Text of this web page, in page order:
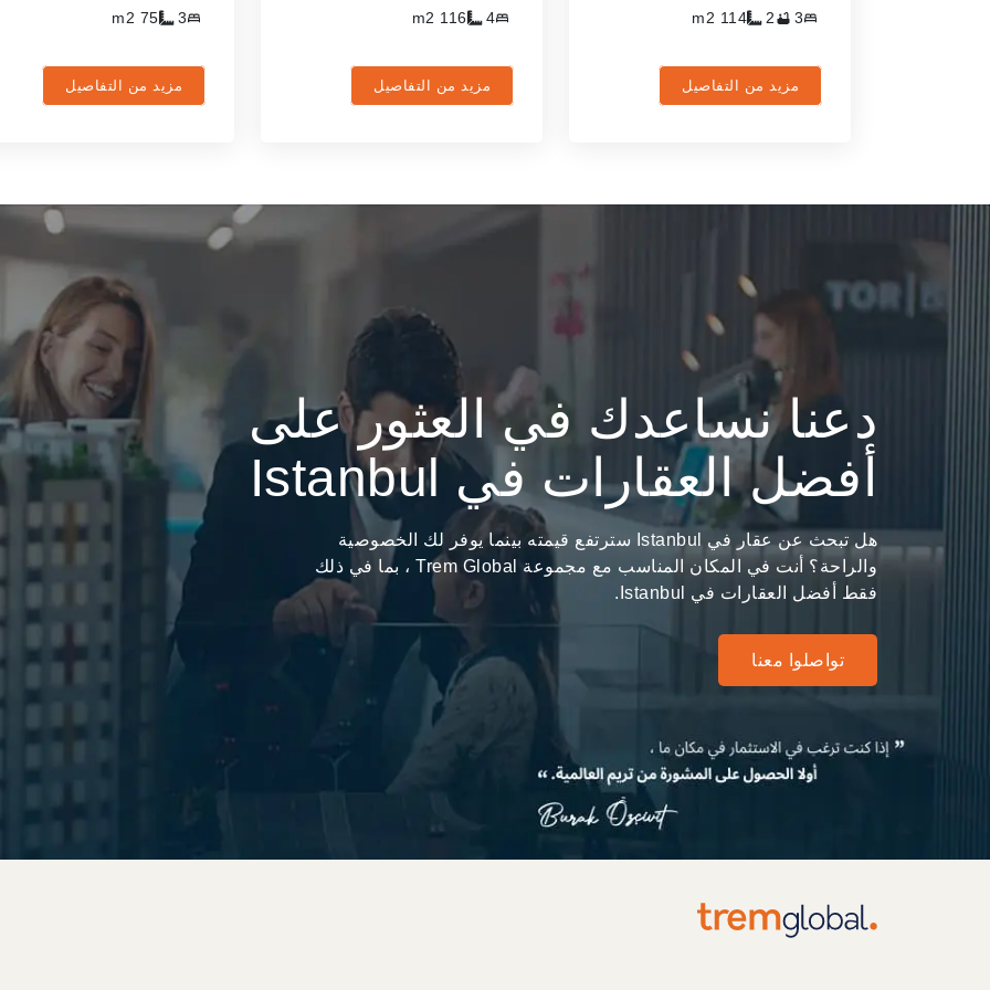
3
2
114
مزيد من التفاصيل
4
116
مزيد من التفاصيل
3
75
مزيد من التفاصيل
دعنا نساعدك في العثور على
أفضل العقارات في Istanbul
هل تبحث عن عقار في Istanbul سترتفع قيمته بينما يوفر لك الخصوصية
والراحة؟ أنت في المكان المناسب مع مجموعة Trem Global ، بما في ذلك
فقط أفضل العقارات في Istanbul.
تواصلوا معنا